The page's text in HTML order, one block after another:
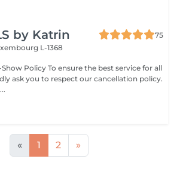
by Katrin
75
L-1368
Policy To ensure the best service for all
ask you to respect our cancellation policy.
« 1 2 »